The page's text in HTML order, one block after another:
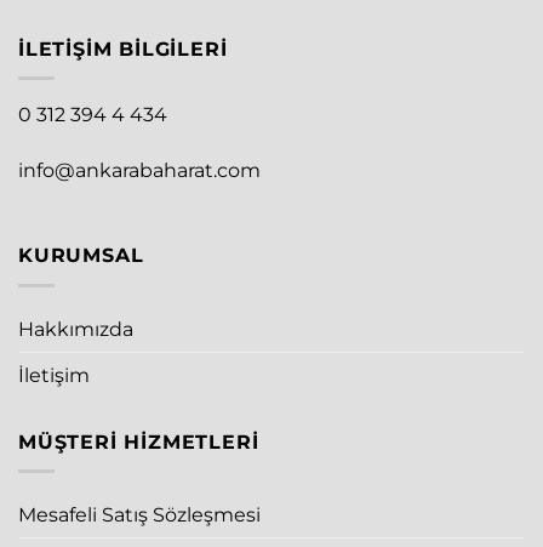
İLETIŞIM BILGILERI
0 312 394 4 434
info@ankarabaharat.com
KURUMSAL
Hakkımızda
İletişim
MÜŞTERI HIZMETLERI
Mesafeli Satış Sözleşmesi